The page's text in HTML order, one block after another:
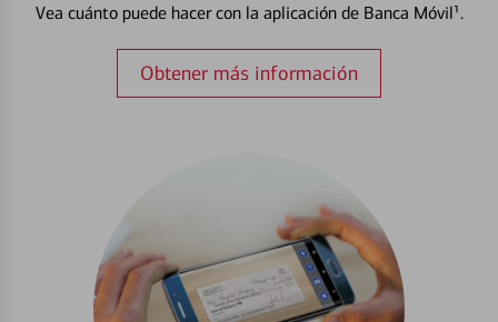
Vea cuánto puede hacer con la aplicación de Banca Móvil¹.
Obtener más información